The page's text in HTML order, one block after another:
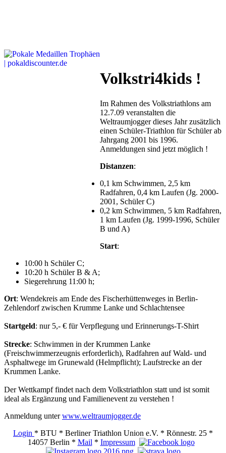
Volkstri4kids !
Im Rahmen des Volkstriathlons am
12.7.09 veranstalten die
Weltraumjogger dieses Jahr zusätzlich
einen Schüler-Triathlon für Schüler ab
Jahrgang 2001 bis 1996.
Anmeldungen sind jetzt möglich !
Distanzen:
0,1 km Schwimmen, 2,5 km
Radfahren, 0,4 km Laufen (Jg. 2000-
2001, Schüler C)
0,2 km Schwimmen, 5 km Radfahren,
1 km Laufen (Jg. 1999-1996, Schüler
B und A)
Start:
10:00 h Schüler C;
10:20 h Schüler B & A;
Siegerehrung 11:00 h;
Ort: Wendekreis am Ende des Fischerhüttenweges in Berlin-
Zehlendorf zwischen Krumme Lanke und Schlachtensee
Startgeld: nur 5,- € für Verpflegung und Erinnerungs-T-Shirt
Strecke: Schwimmen in der Krummen Lanke
(Freischwimmerzeugnis erforderlich), Radfahren auf Wald- und
Asphaltwege im Grunewald (Helmpflicht); Laufstrecke an der
Krummen Lanke.
Der Wettkampf findet nach dem Volkstriathlon statt und ist somit
ideal als Ergänzung und Familienevent zu verstehen !
Anmeldung unterwww.weltraumjogger.de
Login * BTU * Berliner Triathlon Union e.V. * Rönnestr. 25 *
14057 Berlin * Mail * Impressum